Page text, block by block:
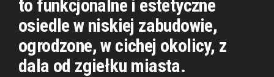
to funkcjonalne i estetyczne
osiedle w niskiej zabudowie,
ogrodzone, w cichej okolicy, z
dala od zgiełku miasta.